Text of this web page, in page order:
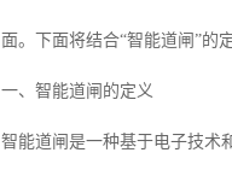
面。下面将结合“智能道闸”的
一、智能道闸的定义
智能道闸是一种基于电子技术